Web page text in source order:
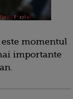
este momentul
importante